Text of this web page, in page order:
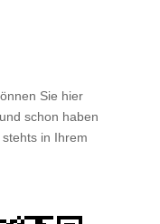
Sie hier
schon haben
in Ihrem